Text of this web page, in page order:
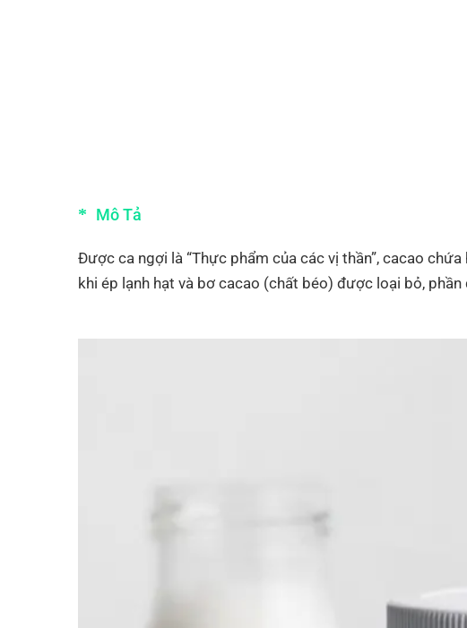
Mô Tả
Được ca ngợi là “Thực phẩm của các vị thần”, cacao
khi ép lạnh hạt và bơ cacao (chất béo) được loại bỏ,